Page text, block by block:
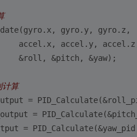
gyro.y, gyro.z,
accel.x, accel.y,
&roll, &pitch, &yaw);
算
=
=
=